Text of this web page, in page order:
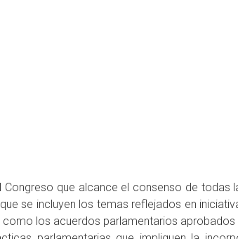
que alcance el consenso de todas
se incluyen los temas reflejados en
los acuerdos parlamentarios